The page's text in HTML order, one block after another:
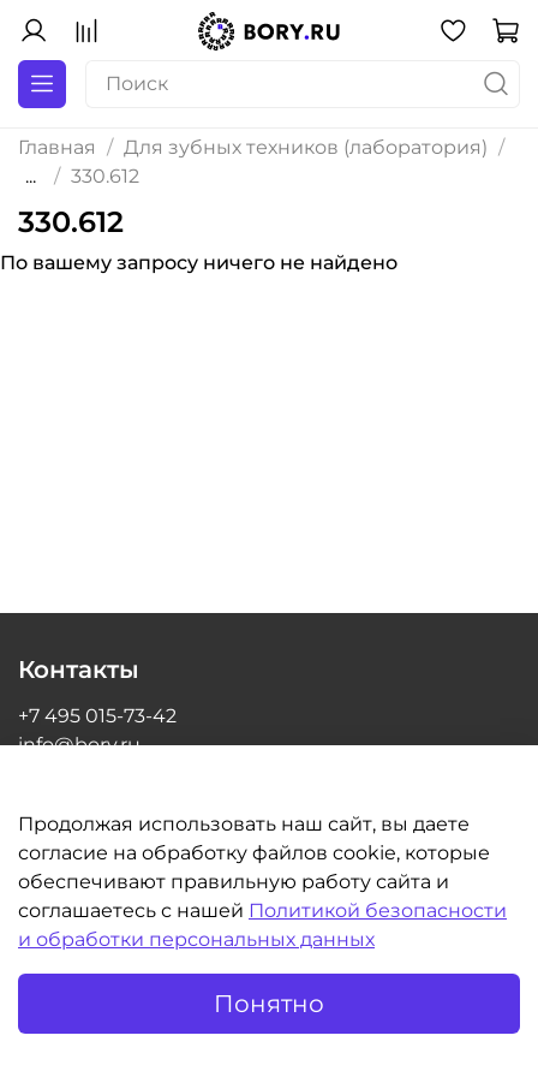
Главная
Для зубных техников (лаборатория)
...
330.612
330.612
По вашему запросу ничего не найдено
Информация
Клиентам
Контакты
+7 495 015-73-42
info@bory.ru
Продолжая использовать наш сайт, вы даете
согласие на обработку файлов cookie, которые
обеспечивают правильную работу сайта и
соглашаетесь с нашей Политикой безопасности
и обработки персональных данных
Понятно